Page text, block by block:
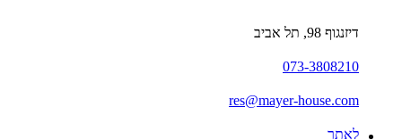
דיזנגוף 98, תל אביב
073-3808210
res@mayer-house.com
לאתר